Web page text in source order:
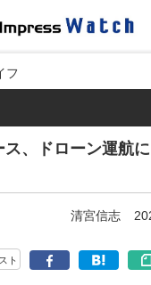
フ
、ドローン運航
清宮信志
ト